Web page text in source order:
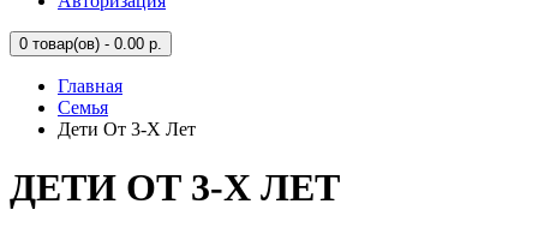
0 товар(ов) - 0.00 р.
Главная
Семья
Дети От 3-Х Лет
ДЕТИ ОТ 3-Х ЛЕТ